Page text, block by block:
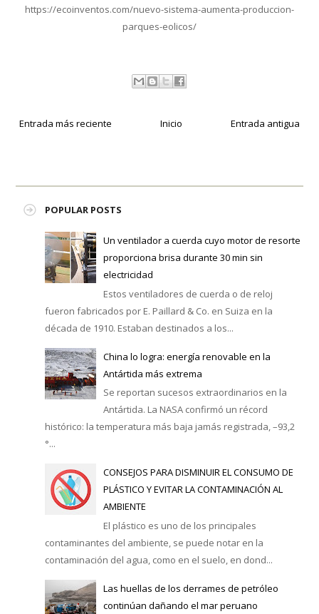
https://ecoinventos.com/nuevo-sistema-aumenta-produccion-
parques-eolicos/
Entrada más reciente Entrada antigua
Inicio
POPULAR POSTS
Un ventilador a cuerda cuyo motor de resorte
proporciona brisa durante 30 min sin
electricidad
Estos ventiladores de cuerda o de reloj
fueron fabricados por E. Paillard & Co. en Suiza en la
década de 1910. Estaban destinados a los...
China lo logra: energía renovable en la
Antártida más extrema
Se reportan sucesos extraordinarios en la
Antártida. La NASA confirmó un récord
histórico: la temperatura más baja jamás registrada, –93,2
°...
CONSEJOS PARA DISMINUIR EL CONSUMO DE
PLÁSTICO Y EVITAR LA CONTAMINACIÓN AL
AMBIENTE
El plástico es uno de los principales
contaminantes del ambiente, se puede notar en la
contaminación del agua, como en el suelo, en dond...
Las huellas de los derrames de petróleo
continúan dañando el mar peruano